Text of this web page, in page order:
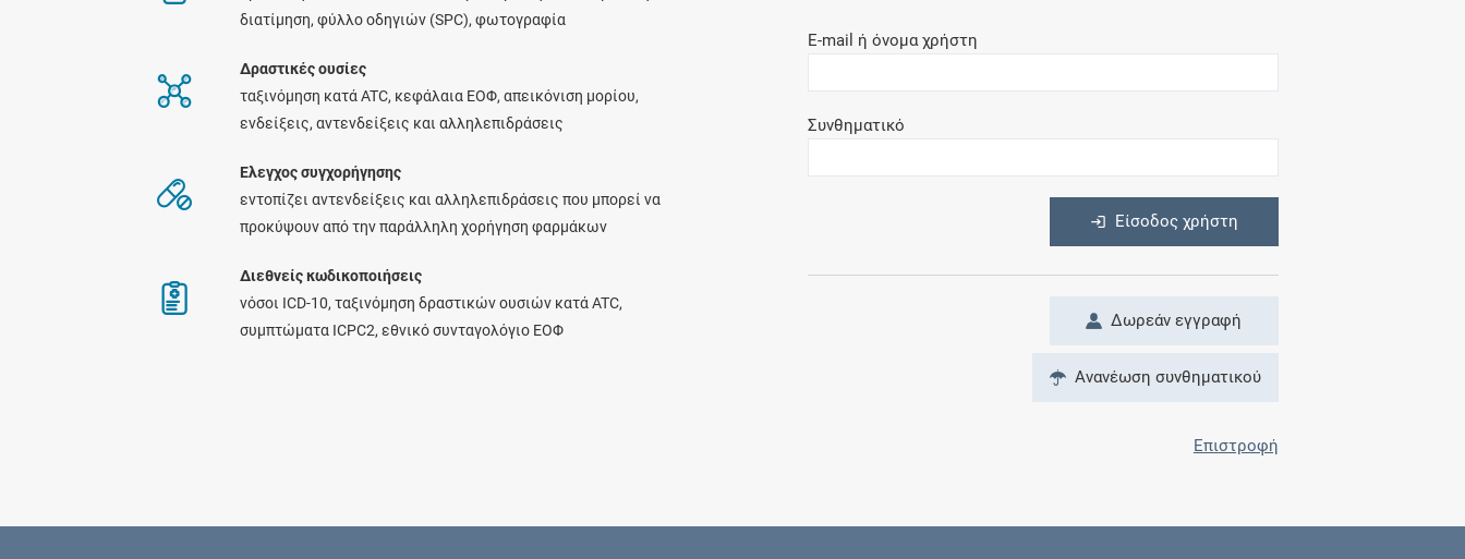
Αποθηκεύστε τις συνταγές σας και
μοιραστείτε τις εύκολα και με ασφάλεια
Ενημερωθείτε για την ασφάλεια χορήγησης
ενός φαρμάκου κατά τη διάρκεια της
επιπλέον παροχές των συνδρομητικών
διατίμηση, φύλλο οδηγιών (SPC), φωτογραφία
Δραστικές ουσίες
ταξινόμηση κατά ATC, κεφάλαια ΕΟΦ, απεικόνιση μορίου,
ενδείξεις, αντενδείξεις και αλληλεπιδράσεις
Ελεγχος συγχορήγησης
εντοπίζει αντενδείξεις και αλληλεπιδράσεις που μπορεί να
προκύψουν από την παράλληλη χορήγηση φαρμάκων
Διεθνείς κωδικοποιήσεις
νόσοι ICD-10, ταξινόμηση δραστικών ουσιών κατά ATC,
συμπτώματα ICPC2, εθνικό συνταγολόγιο ΕΟΦ
E-mail ή όνομα χρήστη
Συνθηματικό
Είσοδος χρήστη
Δωρεάν εγγραφή
Ανανέωση συνθηματικού
Επιστροφή